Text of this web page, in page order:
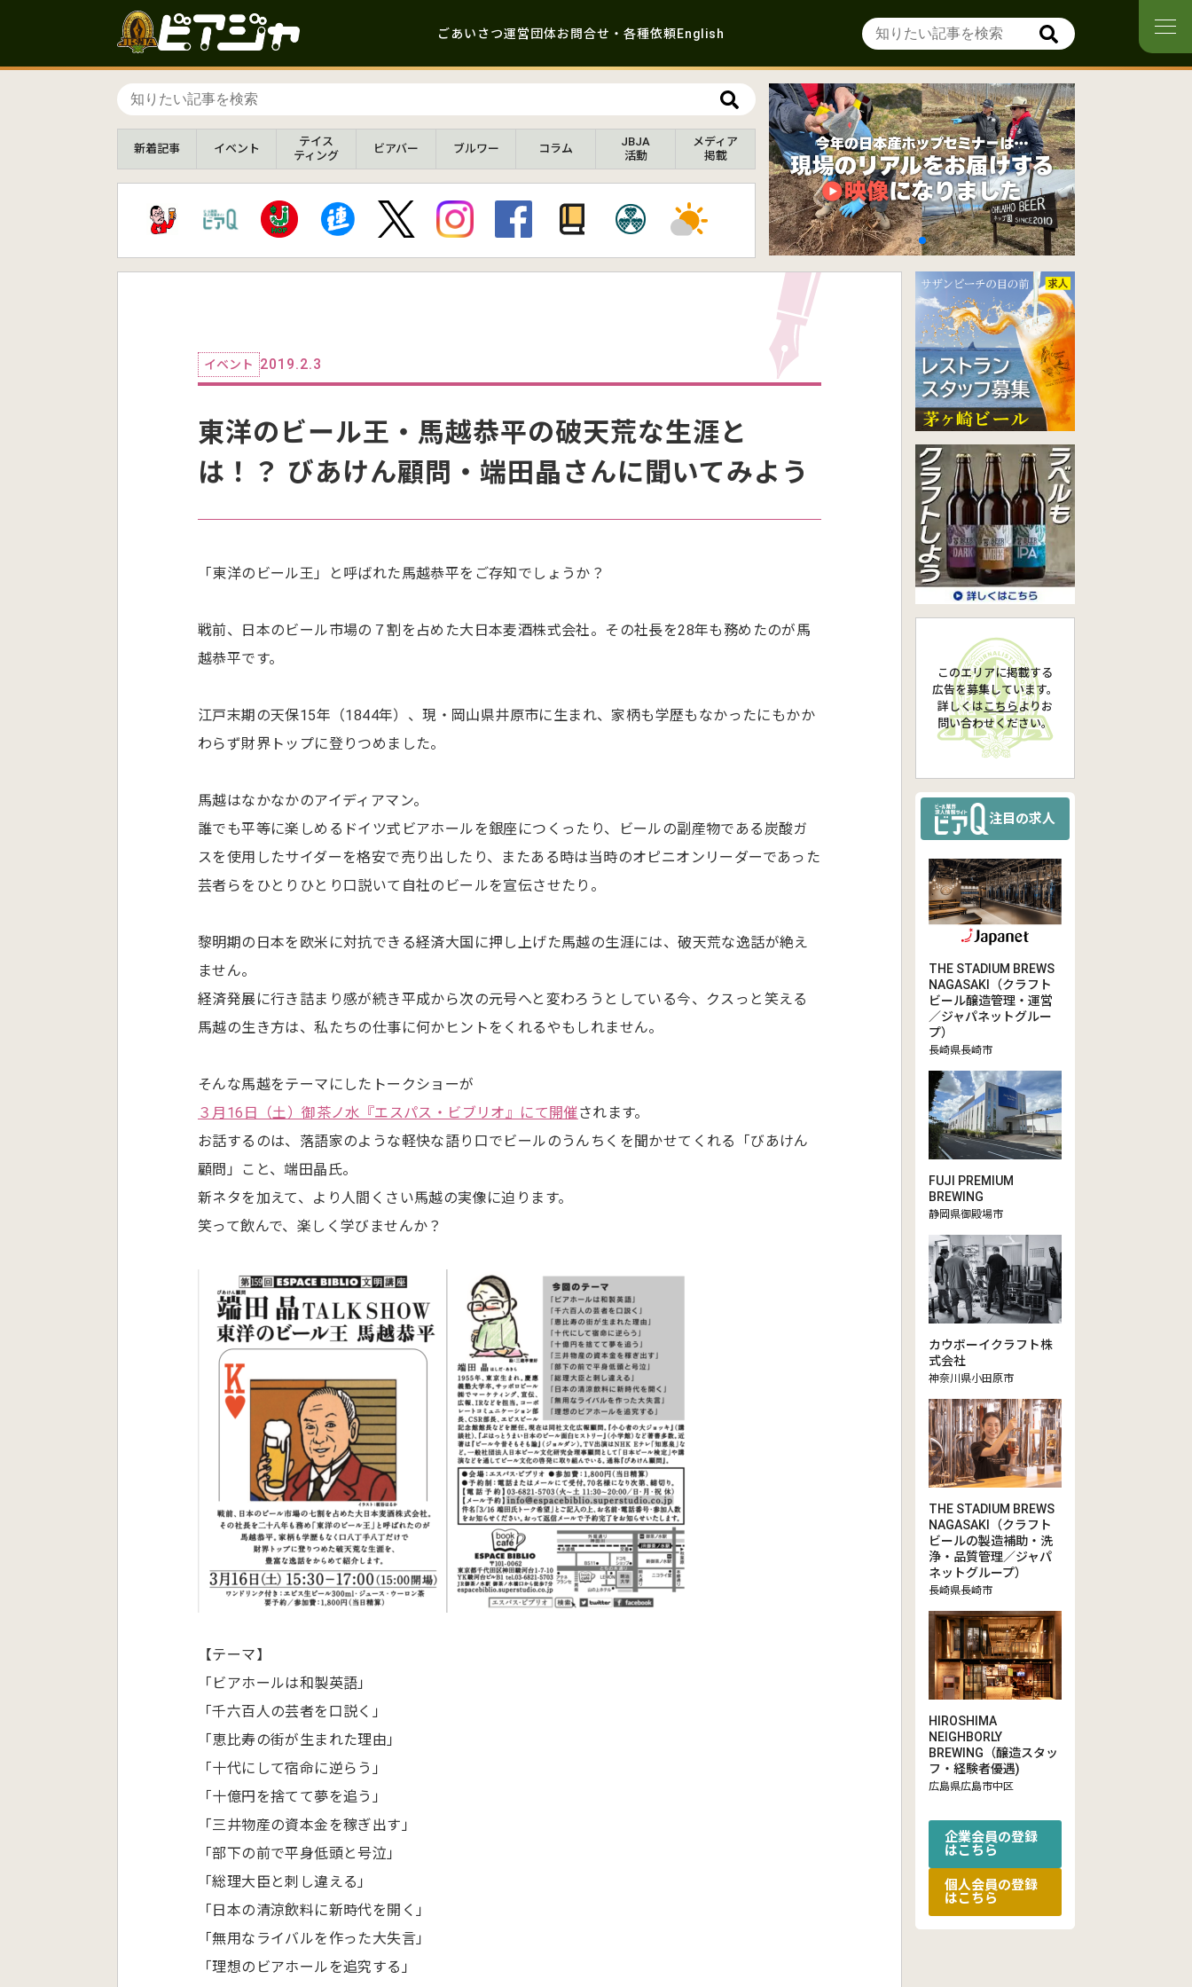
ごあいさつ運営団体お問合せ・各種依頼English
新着記事 イベント
テイス
ティング
ビアバー ブルワー コラム
JBJA
活動
メディア
掲載
イベント 2019.2.3
東洋のビール王・馬越恭平の破天荒な生涯と
は！？ びあけん顧問・端田晶さんに聞いてみよう
「東洋のビール王」と呼ばれた馬越恭平をご存知でしょうか？
戦前、日本のビール市場の７割を占めた大日本麦酒株式会社。その社長を28年も務めたのが馬
越恭平です。
江戸末期の天保15年（1844年）、現・岡山県井原市に生まれ、家柄も学歴もなかったにもかか
わらず財界トップに登りつめました。
馬越はなかなかのアイディアマン。
誰でも平等に楽しめるドイツ式ビアホールを銀座につくったり、ビールの副産物である炭酸ガ
スを使用したサイダーを格安で売り出したり、またある時は当時のオピニオンリーダーであった
芸者らをひとりひとり口説いて自社のビールを宣伝させたり。
黎明期の日本を欧米に対抗できる経済大国に押し上げた馬越の生涯には、破天荒な逸話が絶え
ません。
経済発展に行き詰まり感が続き平成から次の元号へと変わろうとしている今、クスっと笑える
馬越の生き方は、私たちの仕事に何かヒントをくれるやもしれません。
そんな馬越をテーマにしたトークショーが
３月16日（土）御茶ノ水『エスパス・ビブリオ』にて開催されます。
お話するのは、落語家のような軽快な語り口でビールのうんちくを聞かせてくれる「びあけん
顧問」こと、端田晶氏。
新ネタを加えて、より人間くさい馬越の実像に迫ります。
笑って飲んで、楽しく学びませんか？
【テーマ】
「ビアホールは和製英語」
「千六百人の芸者を口説く」
「恵比寿の街が生まれた理由」
「十代にして宿命に逆らう」
「十億円を捨てて夢を追う」
「三井物産の資本金を稼ぎ出す」
「部下の前で平身低頭と号泣」
「総理大臣と刺し違える」
「日本の清涼飲料に新時代を開く」
「無用なライバルを作った大失言」
「理想のビアホールを追究する」
このエリアに掲載する
広告を募集しています。
詳しくは こちらより お
問い合わせください。
注目の求人
THE STADIUM BREWS
NAGASAKI（クラフト
ビール醸造管理・運営
／ジャパネットグルー
プ）
長崎県長崎市
FUJI PREMIUM
BREWING
静岡県御殿場市
カウボーイクラフト株
式会社
神奈川県小田原市
THE STADIUM BREWS
NAGASAKI（クラフト
ビールの製造補助・洗
浄・品質管理／ジャパ
ネットグループ）
長崎県長崎市
HIROSHIMA
NEIGHBORLY
BREWING（醸造スタッ
フ・経験者優遇)
広島県広島市中区
企業会員の登録
はこちら
個人会員の登録
はこちら